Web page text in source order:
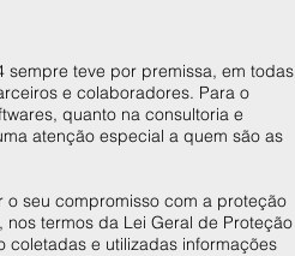
sempre teve por premissa, em todas
e colaboradores. Para o
quanto na consultoria e
atenção especial a quem são as
o seu compromisso com a proteção
termos da Lei Geral de Proteção
e utilizadas informações